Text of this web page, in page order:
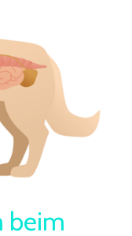
beim